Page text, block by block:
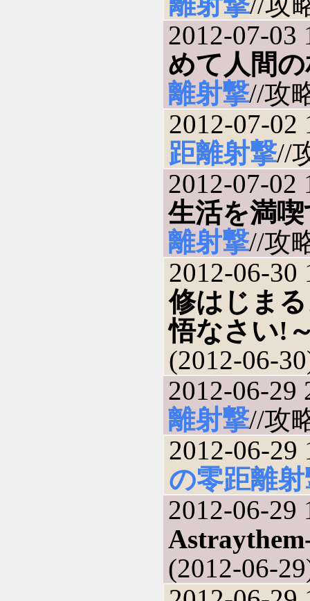
2012-07-03
めて人間
離射撃//攻
2012-07-02
距離射撃//
2012-07-02
生活を満
離射撃//攻
2012-06-30
修はじま
悟なさい!
(2012-06-
2012-06-29
離射撃//攻
2012-06-29
の零距離
2012-06-29
(2012-06-